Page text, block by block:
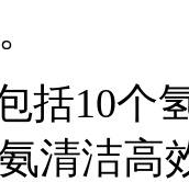
括10个
清洁高